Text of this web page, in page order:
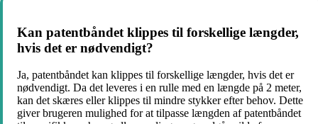
Kan patentbåndet klippes til forskellige længder,
hvis det er nødvendigt?
Ja, patentbåndet kan klippes til forskellige længder, hvis det er
nødvendigt. Da det leveres i en rulle med en længde på 2 meter,
kan det skæres eller klippes til mindre stykker efter behov. Dette
giver brugeren mulighed for at tilpasse længden af patentbåndet